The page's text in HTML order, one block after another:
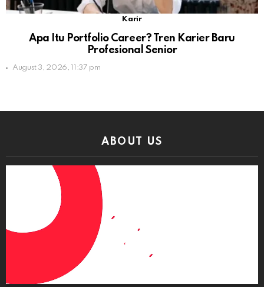
Karir
Apa Itu Portfolio Career? Tren Karier Baru
Profesional Senior
August 3, 2026, 11:37 pm
ABOUT US